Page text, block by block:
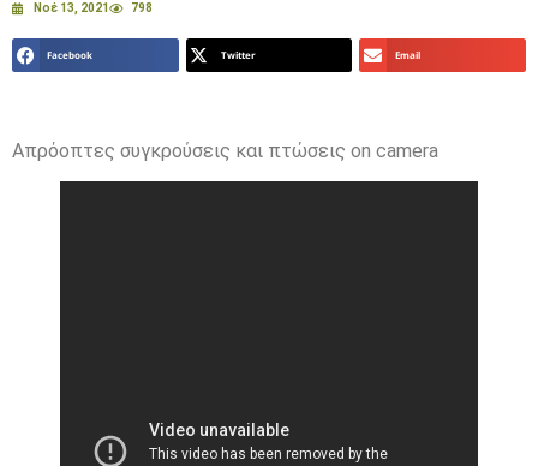
Νοέ 13, 2021 798
Facebook Twitter Email
Απρόοπτες συγκρούσεις και πτώσεις on camera